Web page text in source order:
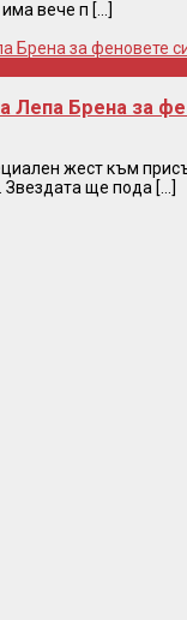
вече п [...]
Лепа Брена за
жест към
Звездата ще пода [...]